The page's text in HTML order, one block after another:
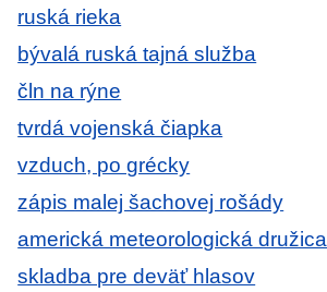
ruská rieka
bývalá ruská tajná služba
čln na rýne
tvrdá vojenská čiapka
vzduch, po grécky
zápis malej šachovej rošády
americká meteorologická družica
skladba pre deväť hlasov